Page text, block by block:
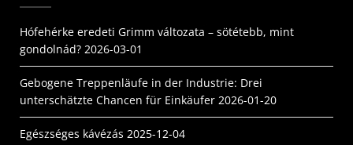
Hófehérke eredeti Grimm változata – sötétebb, mint
gondolnád? 2026-03-01
Gebogene Treppenläufe in der Industrie: Drei
unterschätzte Chancen für Einkäufer 2026-01-20
Egészséges kávézás 2025-12-04